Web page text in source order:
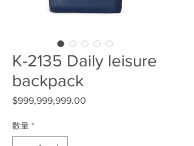
K-2135 Daily leisure
backpack
$999,999,999.00
数量 *